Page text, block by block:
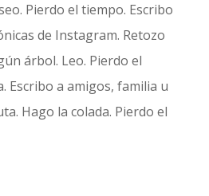
Pierdo el tiempo. Escribo
de Instagram. Retozo
árbol. Leo. Pierdo el
Escribo a amigos, familia u
Hago la colada. Pierdo el